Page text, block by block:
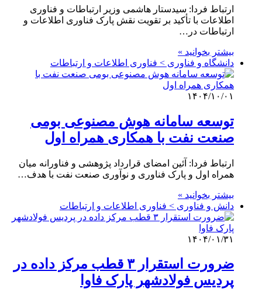
ارتباط فردا: سیدستار هاشمی وزیر ارتباطات و فناوری
اطلاعات با تأکید بر تقویت نقش پارک فناوری اطلاعات و
ارتباطات در…
بیشتر بخوانید »
دانشگاه و فناوری > فناوری اطلاعات و ارتباطات
۱۴۰۴/۱۰/۰۱
توسعه سامانه هوش مصنوعی بومی
صنعت نفت با همکاری همراه اول
ارتباط فردا: آئین امضای قرارداد پژوهشی و فناورانه میان
همراه اول و پارک فناوری و نوآوری صنعت نفت با هدف…
بیشتر بخوانید »
دانش و فناوری > فناوری اطلاعات و ارتباطات
۱۴۰۴/۰۱/۳۱
ضرورت استقرار ۳ قطب مرکز داده در
پردیس فولادشهر پارک فاوا